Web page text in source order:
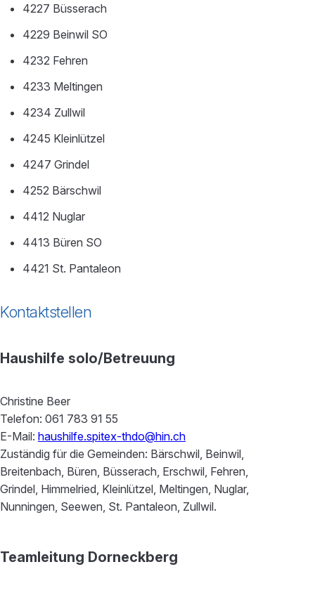
4227 Büsserach
4229 Beinwil SO
4232 Fehren
4233 Meltingen
4234 Zullwil
4245 Kleinlützel
4247 Grindel
4252 Bärschwil
4412 Nuglar
4413 Büren SO
4421 St. Pantaleon
Kontaktstellen
Haushilfe solo/Betreuung
Christine Beer
Telefon: 061 783 91 55
E-Mail: haushilfe.spitex-thdo@hin.ch
Zuständig für die Gemeinden: Bärschwil, Beinwil,
Breitenbach, Büren, Büsserach, Erschwil, Fehren,
Grindel, Himmelried, Kleinlützel, Meltingen, Nuglar,
Nunningen, Seewen, St. Pantaleon, Zullwil.
Teamleitung Dorneckberg